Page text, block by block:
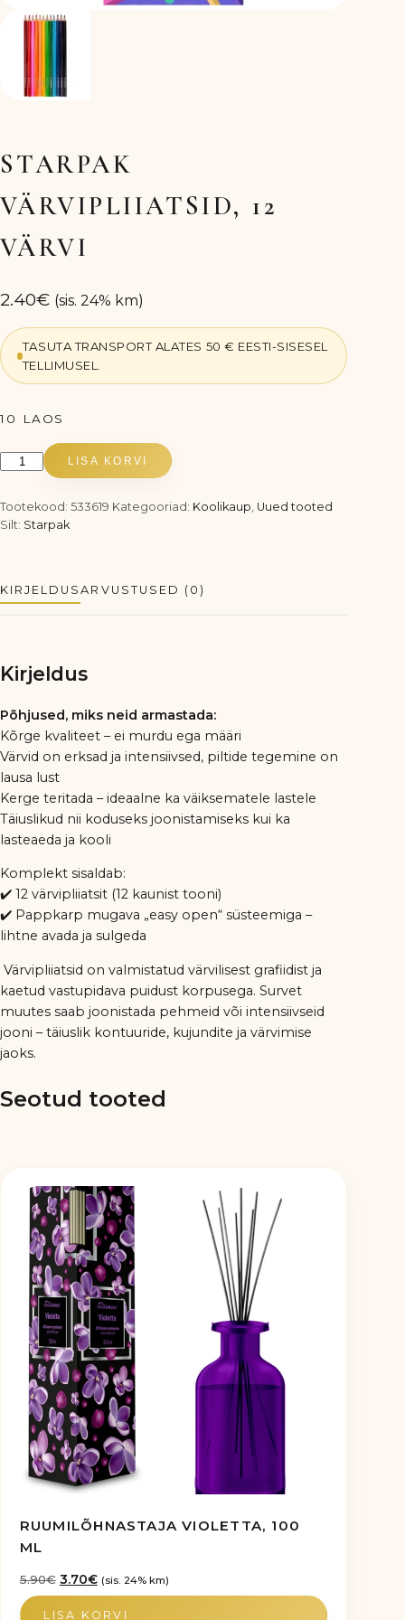
STARPAK
VÄRVIPLIIATSID, 12
VÄRVI
2.40€ (sis. 24% km)
TASUTA TRANSPORT ALATES 50 € EESTI-SISESEL
TELLIMUSEL.
10 LAOS
Starpak
värvipliiatsid,
12
värvi
LISA KORVI
Tootekood: 533619 Kategooriad: Koolikaup, Uued tooted
Silt: Starpak
KIRJELDUSARVUSTUSED (0)
Kirjeldus
Põhjused, miks neid armastada:
Kõrge kvaliteet – ei murdu ega määri
Värvid on erksad ja intensiivsed, piltide tegemine on
lausa lust
Kerge teritada – ideaalne ka väiksematele lastele
Täiuslikud nii koduseks joonistamiseks kui ka
lasteaeda ja kooli
Komplekt sisaldab:
✔️ 12 värvipliiatsit (12 kaunist tooni)
✔️ Pappkarp mugava „easy open“ süsteemiga –
lihtne avada ja sulgeda
Värvipliiatsid on valmistatud värvilisest grafiidist ja
kaetud vastupidava puidust korpusega. Survet
muutes saab joonistada pehmeid või intensiivseid
jooni – täiuslik kontuuride, kujundite ja värvimise
jaoks.
Seotud tooted
RUUMILÕHNASTAJA VIOLETTA, 100
ML
5.90€ Algne
hind
oli:
3.70€Praegune
hind
on:
(sis. 24% km)
LISA KORVI